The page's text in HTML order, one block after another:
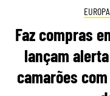
EUROPA
Faz compras
lançam
camarões